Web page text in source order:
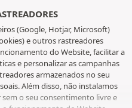
(Google, Hotjar, Microsoft)
e outros rastreadores
do Website, facilitar a
e personalizar as campanhas
armazenados no seu
Além disso, não instalamos
o seu consentimento livre e